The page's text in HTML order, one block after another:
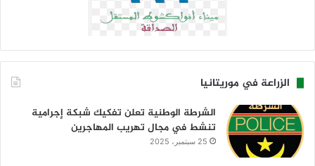
الزراعة في موريتانيا
الشرطة الوطنية تعلن تفكيك شبكة إجرامية
تنشط في مجال تهريب المهاجرين
25 سبتمبر، 2025